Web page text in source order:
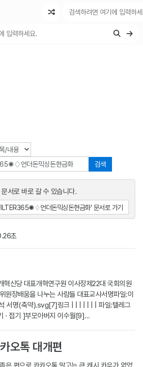
검색
서로 바로 갈 수 있습니다.
언더돈믹싱돈현금화' 문서로 가기
초
신당 대표개혁연구원 이사장제22대 국회의원
원장배움을 나누는 사람들 대표교사서명파일:이
서명(축약).svg[7]링크 | | | | | | | 파일:텔레그
· 접기 ]부모아버지 이수월[9]…
오톡 대개편